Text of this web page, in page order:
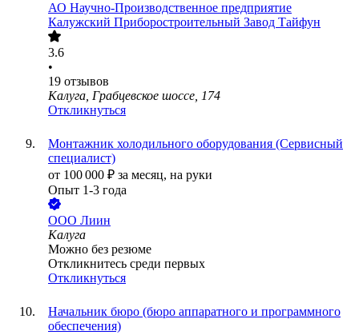
АО Научно-Производственное предприятие
Калужский Приборостроительный Завод Тайфун
3.6
•
19 отзывов
Калуга, Грабцевское шоссе, 174
Откликнуться
Монтажник холодильного оборудования (Сервисный
специалист)
от 100 000 ₽ за месяц, на руки
Опыт 1-3 года
ООО Лиин
Калуга
Можно без резюме
Откликнитесь среди первых
Откликнуться
Начальник бюро (бюро аппаратного и программного
обеспечения)